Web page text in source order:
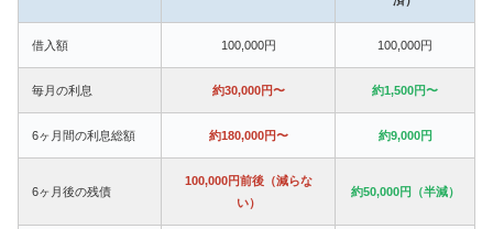
借入額 100,000円 100,000円
毎月の利息 約30,000円〜 約1,500円〜
6ヶ月間の利息総額 約180,000円〜 約9,000円
6ヶ月後の残債
100,000円前後（減らな
い）
約50,000円（半減）